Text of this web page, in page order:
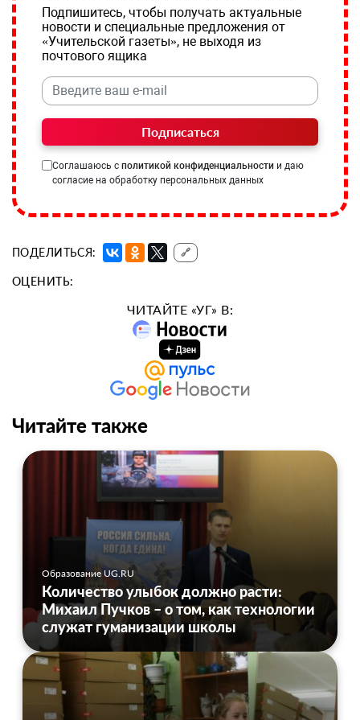
Подпишитесь, чтобы получать актуальные
новости и специальные предложения от
«Учительской газеты», не выходя из
почтового ящика
Подписаться
Соглашаюсь с политикой конфиденциальности и даю
согласие на обработку персональных данных
ПОДЕЛИТЬСЯ: 🔗
ОЦЕНИТЬ:
ЧИТАЙТЕ «УГ» В:
Читайте также
Образование UG.RU
Количество улыбок должно расти:
Михаил Пучков – о том, как технологии
служат гуманизации школы